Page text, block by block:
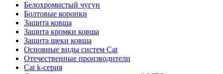
Белохромистый чугун
Болтовые коронки
Защита ковша
Защита кромки ковша
Защита щеки ковша
Основные виды систем Cat
Отечественные производители
Сat k-серия